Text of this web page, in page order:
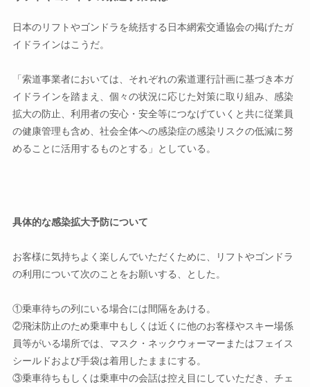
日本のリフトやゴンドラを統括する日本網索交通協会の掲げたガ
イドラインはこうだ。
「索道事業者においては、それぞれの索道運行計画に基づき本ガ
イドラインを踏まえ、個々の状況に応じた対策に取り組み、感染
拡大の防止、利用者の安心・安全等につなげていくと共に従業員
の健康管理も含め、社会全体への感染症の感染リスクの低減に努
めることに活用するものとする」としている。
具体的な感染拡大予防について
お客様に気持ちよく楽しんでいただくために、リフトやゴンドラ
の利用について次のことをお願いする、とした。
①乗車待ちの列にいる場合には間隔をあける。
②飛沫防止のため乗車中もしくは近くに他のお客様やスキー場係
員等がいる場所では、マスク・ネックウォーマーまたはフェイス
シールドおよび手袋は着用したままにする。
③乗車待ちもしくは乗車中の会話は控え目にしていただき、チェ